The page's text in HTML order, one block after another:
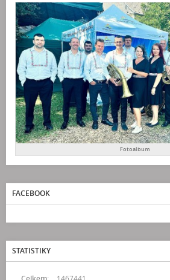
Fotoalbum
FACEBOOK
STATISTIKY